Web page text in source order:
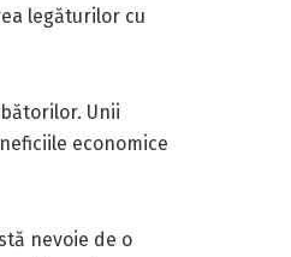
legăturilor cu
Unii
economice
nevoie de o